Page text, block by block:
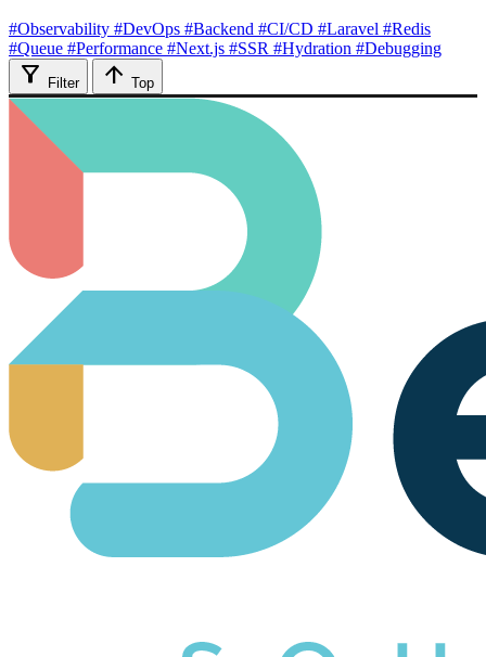
#Observability #DevOps #Backend #CI/CD #Laravel #Redis
#Queue #Performance #Next.js #SSR #Hydration #Debugging
filter_alt Filter arrow_upward Top